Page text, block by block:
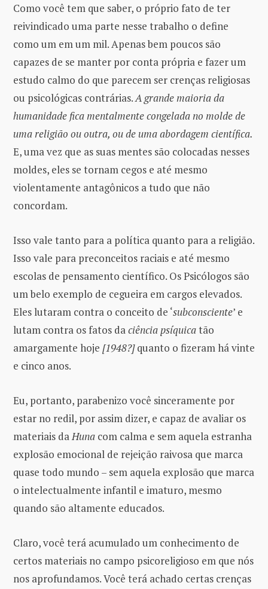
Como você tem que saber, o próprio fato de ter
reivindicado uma parte nesse trabalho o define
como um em um mil. Apenas bem poucos são
capazes de se manter por conta própria e fazer um
estudo calmo do que parecem ser crenças religiosas
ou psicológicas contrárias.A grande maioria da
humanidade fica mentalmente congelada no molde de
uma religião ou outra, ou de uma abordagem científica.
E, uma vez que as suas mentes são colocadas nesses
moldes, eles se tornam cegos e até mesmo
violentamente antagônicos a tudo que não
concordam.
Isso vale tanto para a política quanto para a religião.
Isso vale para preconceitos raciais e até mesmo
escolas de pensamento científico. Os Psicólogos são
um belo exemplo de cegueira em cargos elevados.
Eles lutaram contra o conceito de ‘subconsciente’ e
lutam contra os fatos daciência psíquicatão
amargamente hoje [1948?]quanto o fizeram há vinte
e cinco anos.
Eu, portanto, parabenizo você sinceramente por
estar no redil, por assim dizer, e capaz de avaliar os
materiais daHuna com calma e sem aquela estranha
explosão emocional de rejeição raivosa que marca
quase todo mundo – sem aquela explosão que marca
o intelectualmente infantil e imaturo, mesmo
quando são altamente educados.
Claro, você terá acumulado um conhecimento de
certos materiais no campo psicoreligioso em que nós
nos aprofundamos. Você terá achado certas crenças